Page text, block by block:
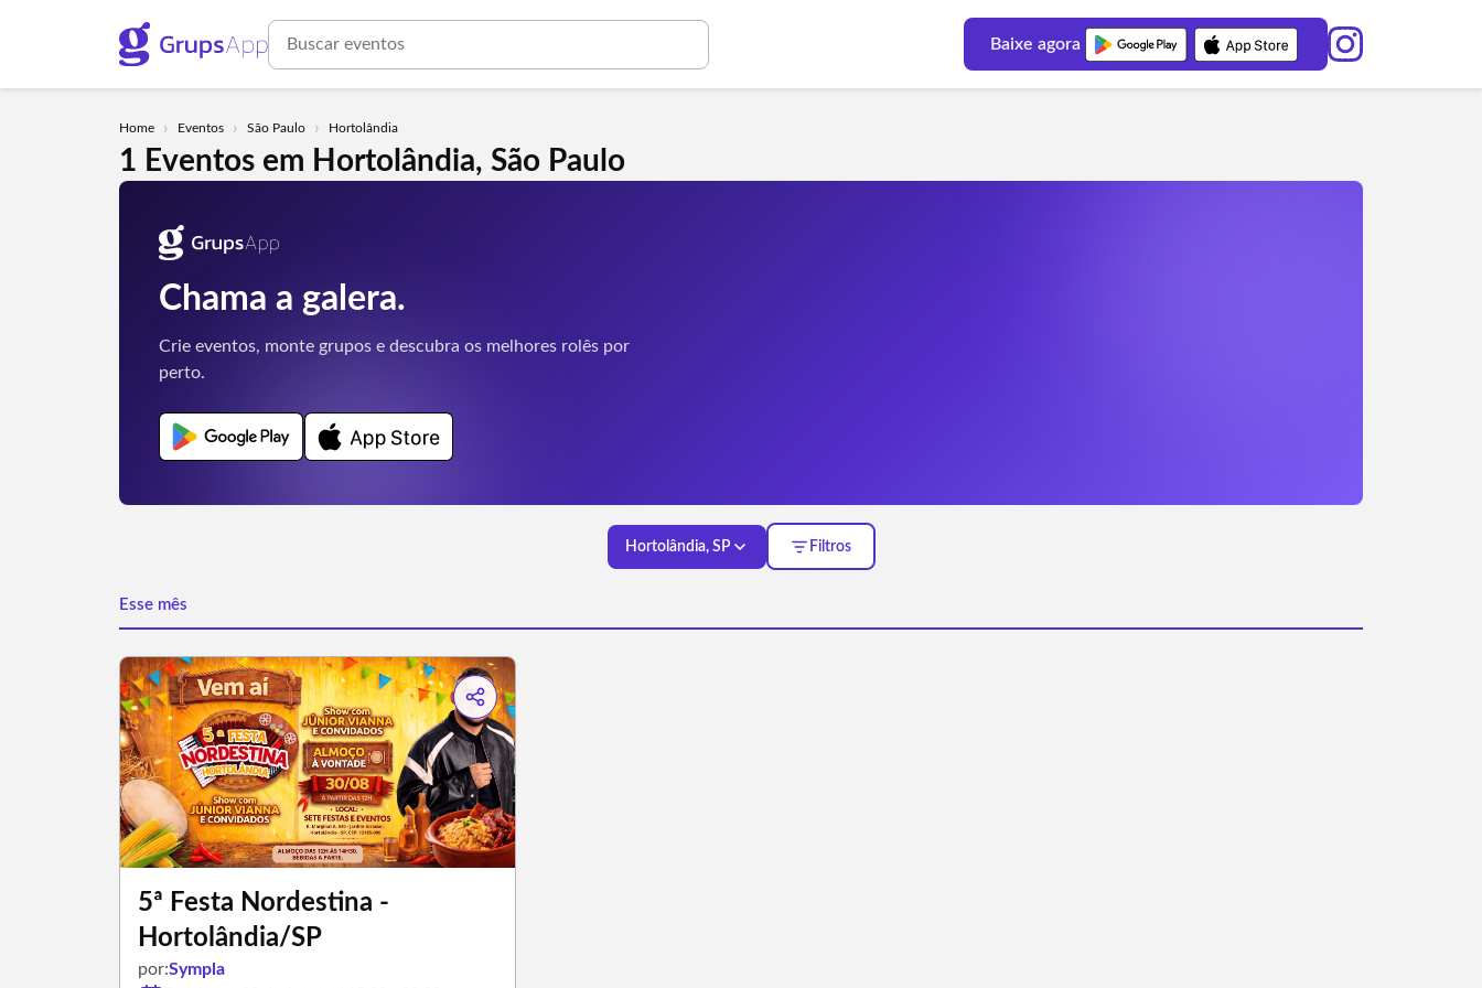
Baixe agora
Home › Eventos › São Paulo › Hortolândia
1 Eventos em Hortolândia, São Paulo
Chama a galera.
Crie eventos, monte grupos e descubra os melhores rolês por
perto.
Hortolândia, SP Filtros
Esse mês
5ª Festa Nordestina -
Hortolândia/SP
por:Sympla